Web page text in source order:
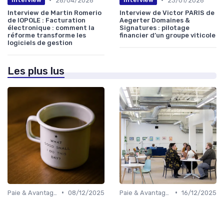
Interview de Martin Romerio
de IOPOLE : Facturation
électronique : comment la
réforme transforme les
logiciels de gestion
Interview de Victor PARIS de
Aegerter Domaines &
Signatures : pilotage
financier d’un groupe viticole
Les plus lus
• 08/12/2025
• 16/12/2025